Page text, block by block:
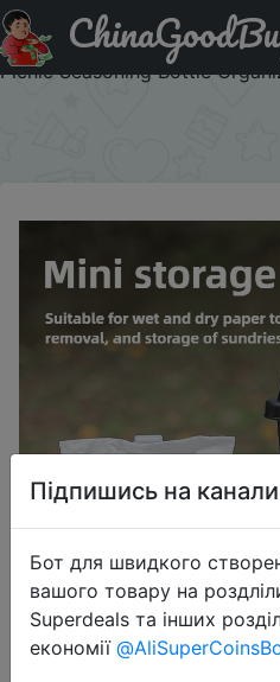
Купити на розпродажі ISE
Desktop Napkin Paper Storage
Picnic Seasoning Bottle
Підпишись на
Бот для швидкого
вашого товару на
Superdeals та інших
економії